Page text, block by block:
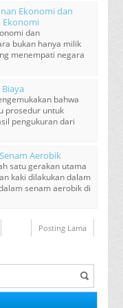
Ekonomi dan
dan
bukan hanya milik
menempati negara
bahwa
prosedur untuk
pengukuran dari
Aerobik
satu gerakan utama
kaki dilakukan dalam
senam aerobik di
Posting Lama